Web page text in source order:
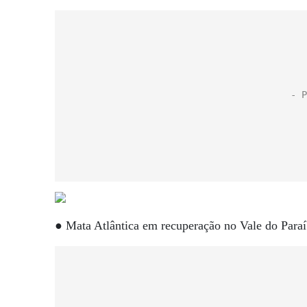
● Mata Atlântica em recuperação no Vale do